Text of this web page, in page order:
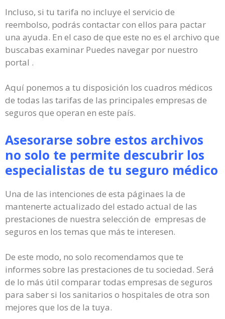
Incluso, si tu tarifa no incluye el servicio de
reembolso, podrás contactar con ellos para pactar
una ayuda. En el caso de que este no es el archivo que
buscabas examinar Puedes navegar por nuestro
portal .
Aquí ponemos a tu disposición los cuadros médicos
de todas las tarifas de las principales empresas de
seguros que operan en este país.
Asesorarse sobre estos archivos
no solo te permite descubrir los
especialistas de tu seguro médico
Una de las intenciones de esta páginaes la de
mantenerte actualizado del estado actual de las
prestaciones de nuestra selección de empresas de
seguros en los temas que más te interesen.
De este modo, no solo recomendamos que te
informes sobre las prestaciones de tu sociedad. Será
de lo más útil comparar todas empresas de seguros
para saber si los sanitarios o hospitales de otra son
mejores que los de la tuya.